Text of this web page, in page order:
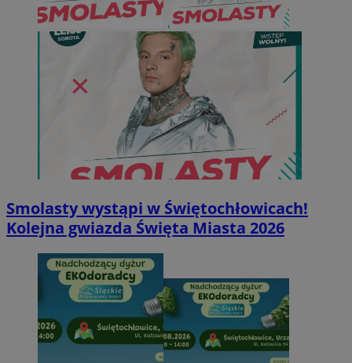
Smolasty wystąpi w Świętochłowicach!
Kolejna gwiazda Święta Miasta 2026